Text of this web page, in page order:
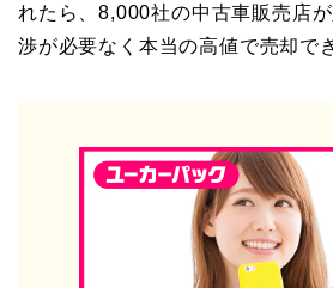
れたら、8,000社の中古車販売店
渉が必要なく本当の高値で売却で